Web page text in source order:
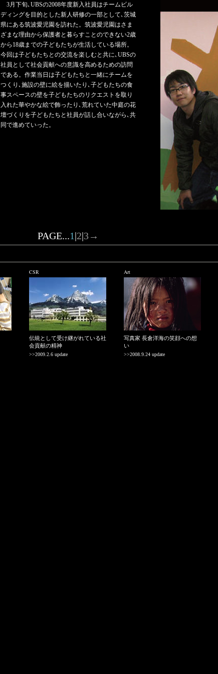
3月下旬､UBSの2008年度新入社員はチームビル
ディングを目的とした新人研修の一部として､茨城
県にある筑波愛児園を訪れた。筑波愛児園はさま
ざまな理由から保護者と暮らすことのできない2歳
から18歳までの子どもたちが生活している場所。
今回は子どもたちとの交流を楽しむと共に､UBSの
社員として社会貢献への意識を高めるための訪問
である。作業当日は子どもたちと一緒にチームを
つくり､施設の壁に絵を描いたり､子どもたちの食
事スペースの壁を子どもたちのリクエストを取り
入れた華やかな絵で飾ったり､荒れていた中庭の花
壇づくりを子どもたちと社員が話し合いながら､共
同で進めていった。
PAGE...1|2|3→
CSR
伝統として受け継がれている社
会貢献の精神
>>2009.2.6 update
Art
写真家 長倉洋海の笑顔への想
い
>>2008.9.24 update